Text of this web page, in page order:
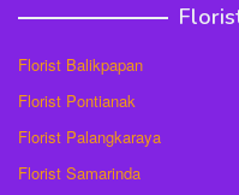
Florist Balikpapan
Florist Pontianak
Florist Palangkaraya
Florist Samarinda